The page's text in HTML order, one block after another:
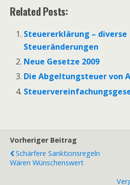
Related Posts:
Steuererklärung – diverse
Steueränderungen
Neue Gesetze 2009
Die Abgeltungsteuer von
Vorheriger Beitrag
Schärfere Sanktionsregeln
Wären Wünschenswert